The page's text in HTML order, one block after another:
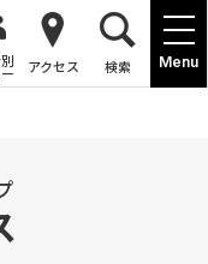
Menu
アクセス 検索